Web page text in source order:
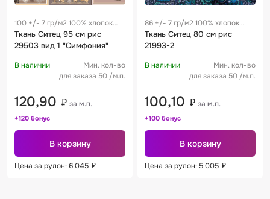
100 +/- 7 гр/м2 100% хлопок
0.19 м
Ткань Ситец 95 см рис
29503 вид 1 "Симфония"
В наличии
Мин. кол-во
для заказа 50 /м.п.
120,90 ₽ за м.п.
+120 бонус
В корзину
Цена за рулон: 6 045 ₽
86 +/- 7 гр/м2 100% хлопок
0.28 м
Ткань Ситец 80 см рис
21993-2
В наличии
Мин. кол-во
для заказа 50 /м.п.
100,10 ₽ за м.п.
+100 бонус
В корзину
Цена за рулон: 5 005 ₽